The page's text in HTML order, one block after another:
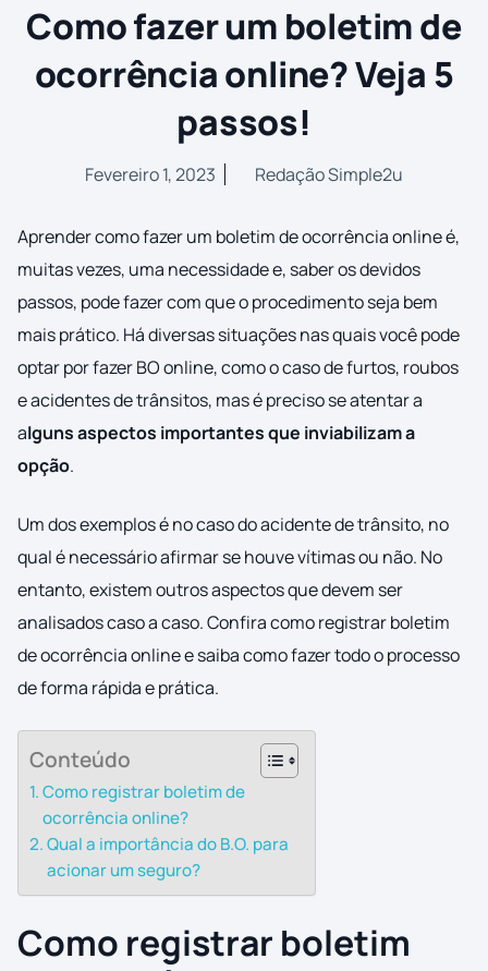
Como fazer um boletim de
ocorrência online? Veja 5
passos!
Fevereiro 1, 2023 Redação Simple2u
Aprender como fazer um boletim de ocorrência online é,
muitas vezes, uma necessidade e, saber os devidos
passos, pode fazer com que o procedimento seja bem
mais prático. Há diversas situações nas quais você pode
optar por fazer BO online, como o caso de furtos, roubos
e acidentes de trânsitos, mas é preciso se atentar a
alguns aspectos importantes que inviabilizam a
opção.
Um dos exemplos é no caso do acidente de trânsito, no
qual é necessário afirmar se houve vítimas ou não. No
entanto, existem outros aspectos que devem ser
analisados caso a caso. Confira como registrar boletim
de ocorrência online e saiba como fazer todo o processo
de forma rápida e prática.
Conteúdo
Como registrar boletim de
ocorrência online?
Qual a importância do B.O. para
acionar um seguro?
Como registrar boletim